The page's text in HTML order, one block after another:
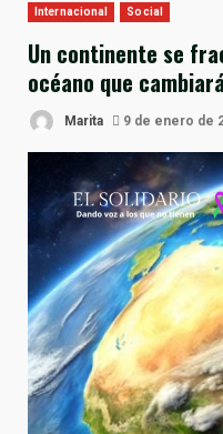
Internacional Social
Un continente se
océano que
Marita 9 de enero de